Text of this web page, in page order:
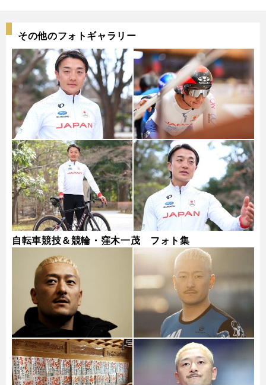
その他のフォトギャラリー
自転車競技＆競輪・窪木一茂 フォト集